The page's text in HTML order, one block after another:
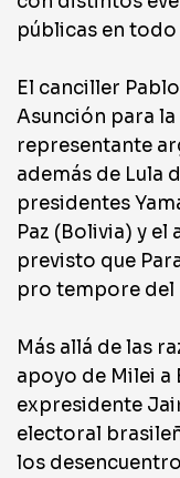
públicas en
El canciller
Asunción para
representante
además de Lula
presidentes
Paz (Bolivia) y el
previsto que
pro tempore del
Más allá de las
apoyo de Milei
expresidente
electoral
los